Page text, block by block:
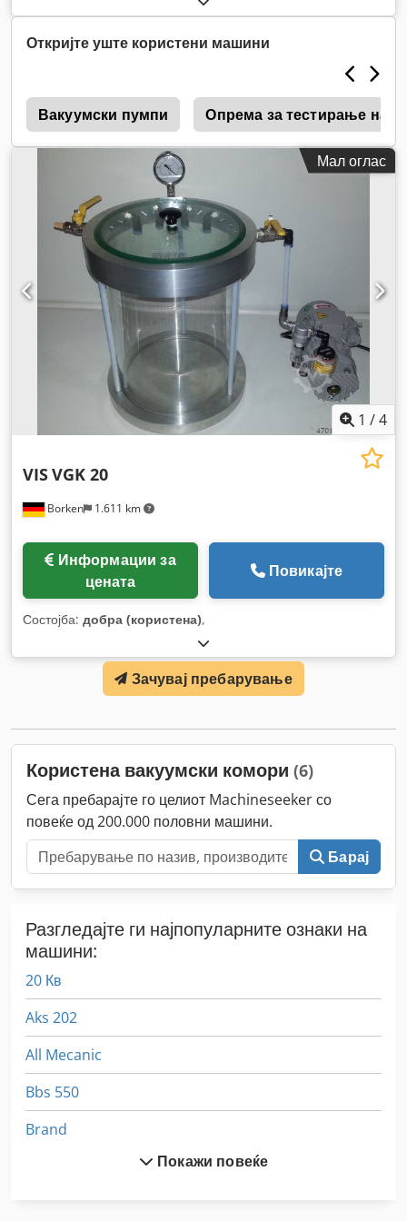
Откријте уште користени машини
Вакуумски пумпи Опрема за тестирање на
Мал оглас
1 /4
Borken 1.611 km
VISVGK 20
цената
Повикајте
Состојба: добра (користена),
Зачувај пребарување
Користена вакуумски комори (6)
Сега пребарајте го целиот Machineseeker со
повеќе од 200.000 половни машини.
Барај
Разгледајте ги најпопуларните ознаки на
машини:
20 Кв
Aks 202
All Mecanic
Bbs 550
Brand
Покажи повеќе